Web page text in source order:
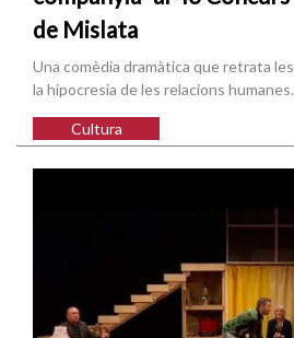
de Mislata
Una comèdia dramàtica que retrata
la hipocresia de les relacions humanes.
Cultura